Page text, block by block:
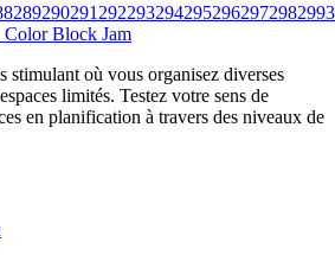
289290291 292293294295296297298299
Color Block Jam
stimulant où vous organisez diverses
limités. Testez votre sens de
en planification à travers des niveaux de